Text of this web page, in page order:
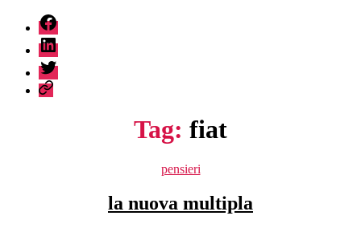
fb
linkedin
twitter
sessionize
Tag: fiat
Categorie
pensieri
la nuova multipla